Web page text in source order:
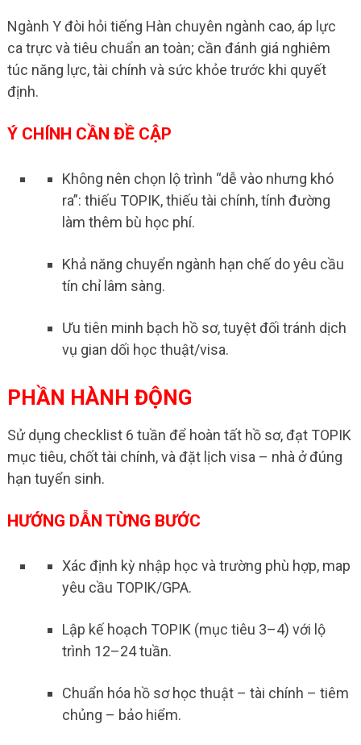
Ngành Y đòi hỏi tiếng Hàn chuyên ngành cao, áp lực
ca trực và tiêu chuẩn an toàn; cần đánh giá nghiêm
túc năng lực, tài chính và sức khỏe trước khi quyết
định.
Ý CHÍNH CẦN ĐỀ CẬP
Không nên chọn lộ trình “dễ vào nhưng khó
ra”: thiếu TOPIK, thiếu tài chính, tính đường
làm thêm bù học phí.
Khả năng chuyển ngành hạn chế do yêu cầu
tín chỉ lâm sàng.
Ưu tiên minh bạch hồ sơ, tuyệt đối tránh dịch
vụ gian dối học thuật/visa.
PHẦN HÀNH ĐỘNG
Sử dụng checklist 6 tuần để hoàn tất hồ sơ, đạt TOPIK
mục tiêu, chốt tài chính, và đặt lịch visa – nhà ở đúng
hạn tuyển sinh.
HƯỚNG DẪN TỪNG BƯỚC
Xác định kỳ nhập học và trường phù hợp, map
yêu cầu TOPIK/GPA.
Lập kế hoạch TOPIK (mục tiêu 3–4) với lộ
trình 12–24 tuần.
Chuẩn hóa hồ sơ học thuật – tài chính – tiêm
chủng – bảo hiểm.